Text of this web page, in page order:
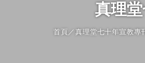
真理
首頁 ／真理堂七十年宣教專